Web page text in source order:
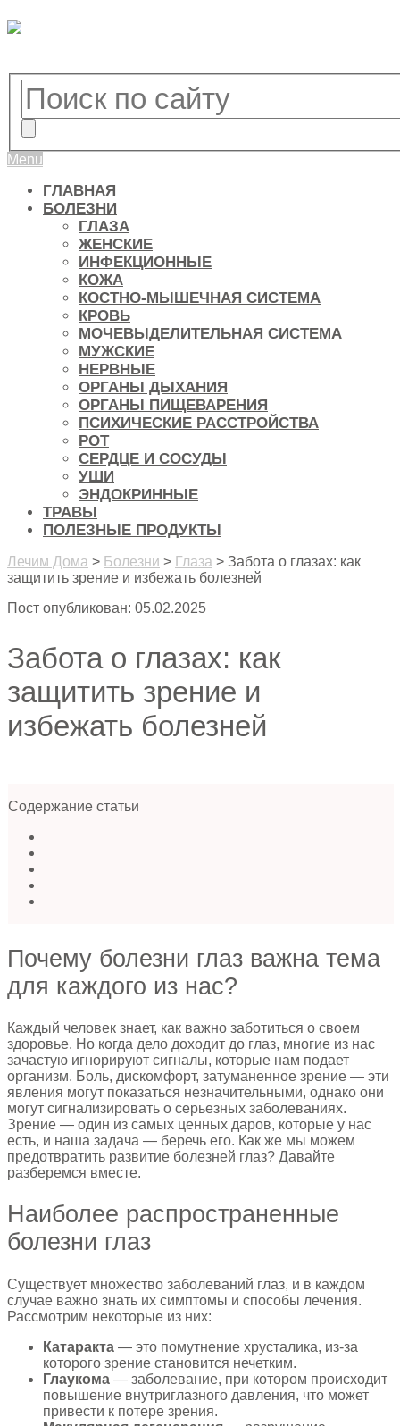
Menu
ГЛАВНАЯ
БОЛЕЗНИ
ГЛАЗА
ЖЕНСКИЕ
ИНФЕКЦИОННЫЕ
КОЖА
КОСТНО-МЫШЕЧНАЯ СИСТЕМА
КРОВЬ
МОЧЕВЫДЕЛИТЕЛЬНАЯ СИСТЕМА
МУЖСКИЕ
НЕРВНЫЕ
ОРГАНЫ ДЫХАНИЯ
ОРГАНЫ ПИЩЕВАРЕНИЯ
ПСИХИЧЕСКИЕ РАССТРОЙСТВА
РОТ
СЕРДЦЕ И СОСУДЫ
УШИ
ЭНДОКРИННЫЕ
ТРАВЫ
ПОЛЕЗНЫЕ ПРОДУКТЫ
Лечим Дома > Болезни > Глаза > Забота о глазах: как
защитить зрение и избежать болезней
Пост опубликован: 05.02.2025
Забота о глазах: как
защитить зрение и
избежать болезней
Содержание статьи
Почему болезни глаз важна тема
для каждого из нас?
Каждый человек знает, как важно заботиться о своем
здоровье. Но когда дело доходит до глаз, многие из нас
зачастую игнорируют сигналы, которые нам подает
организм. Боль, дискомфорт, затуманенное зрение — эти
явления могут показаться незначительными, однако они
могут сигнализировать о серьезных заболеваниях.
Зрение — один из самых ценных даров, которые у нас
есть, и наша задача — беречь его. Как же мы можем
предотвратить развитие болезней глаз? Давайте
разберемся вместе.
Наиболее распространенные
болезни глаз
Существует множество заболеваний глаз, и в каждом
случае важно знать их симптомы и способы лечения.
Рассмотрим некоторые из них:
Катаракта — это помутнение хрусталика, из-за
которого зрение становится нечетким.
Глаукома — заболевание, при котором происходит
повышение внутриглазного давления, что может
привести к потере зрения.